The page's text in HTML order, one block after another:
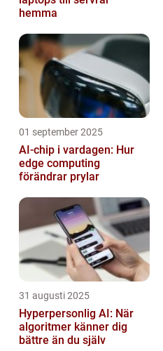
hemma
01 september 2025
AI-chip i vardagen: Hur
edge computing
förändrar prylar
31 augusti 2025
Hyperpersonlig AI: När
algoritmer känner dig
bättre än du själv